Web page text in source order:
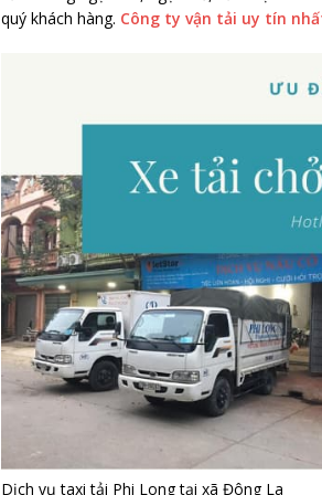
quý khách hàng. Công ty vận tải uy tín
Dịch vụ taxi tải Phi Long tại xã Đông La